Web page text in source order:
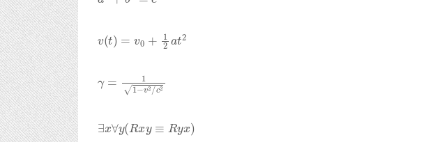
(t)=
c
∃ ∀ (Rx )